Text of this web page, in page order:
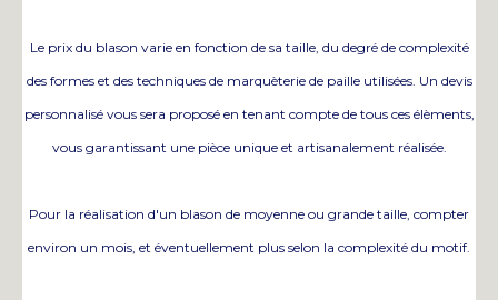
Le prix du blason varie en fonction de sa taille, du degré de complexité
des formes et des techniques de marquèterie de paille utilisées. Un devis
personnalisé vous sera proposé en tenant compte de tous ces élèments,
vous garantissant une pièce unique et artisanalement réalisée.
Pour la réalisation d'un blason de moyenne ou grande taille, compter
environ un mois, et éventuellement plus selon la complexité du motif.